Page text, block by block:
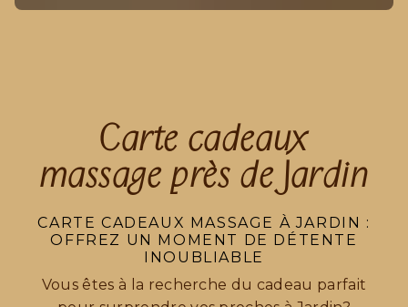
Carte cadeaux
massage près de Jardin
CARTE CADEAUX MASSAGE À JARDIN :
OFFREZ UN MOMENT DE DÉTENTE
INOUBLIABLE
Vous êtes à la recherche du cadeau parfait